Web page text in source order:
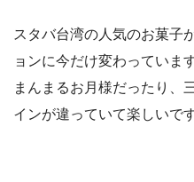
スタバ台湾の人気のお菓子
ョンに今だけ変わっていま
まんまるお月様だったり、
インが違っていて楽しいです